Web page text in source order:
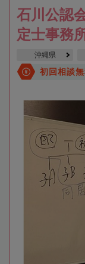
石川公認
定士事務
沖縄県
初回相談